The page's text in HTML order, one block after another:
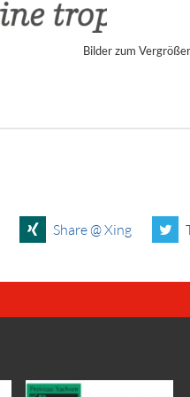
Bilder zum
Share @ Xing